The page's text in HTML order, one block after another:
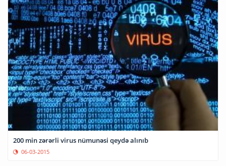
200 min zərərli virus nümunəsi qeydə alınıb
06-03-2015